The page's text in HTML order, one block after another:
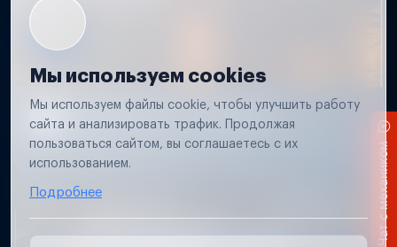
Не работает свет прицепа
Проверим проводку и разъемы, восстановим
освещение прицепа.
Мы используем cookies
Мы используем файлы cookie, чтобы улучшить работу
сайта и анализировать трафик. Продолжая
пользоваться сайтом, вы соглашаетесь с их
использованием.
Подробнее Чат с механиком